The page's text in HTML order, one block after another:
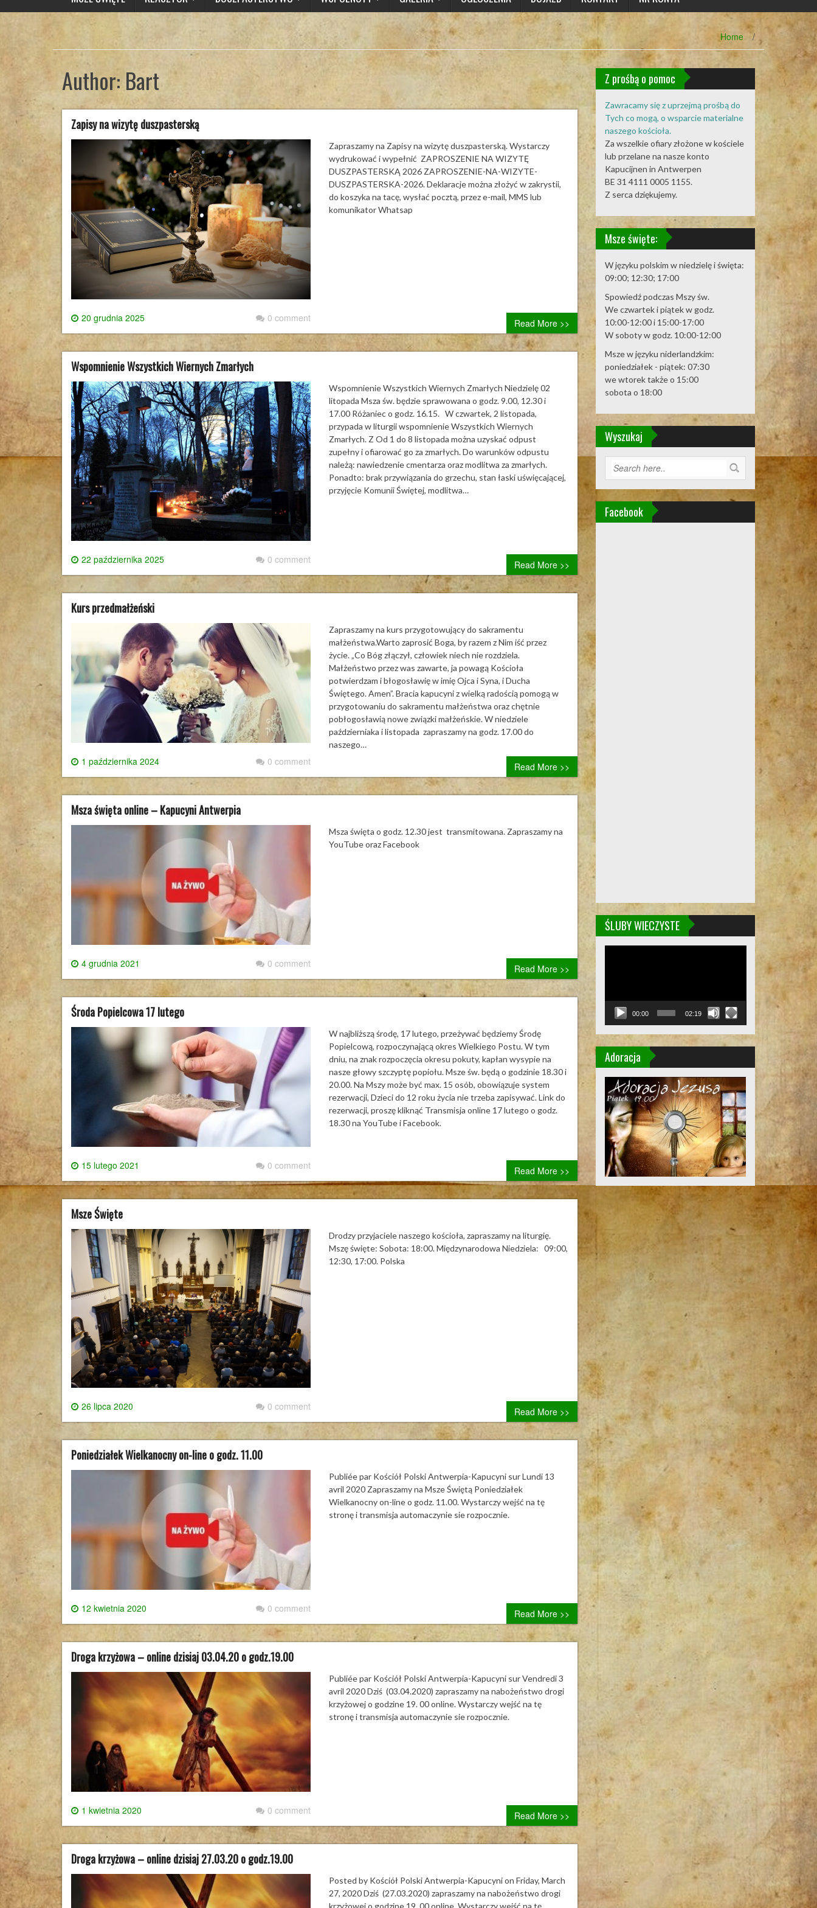
Home /
Author:Bart
Zapisy na wizytę duszpasterską
20 grudnia 2025 0 comment
Zapraszamy na Zapisy na wizytę duszpasterską. Wystarczy
wydrukować i wypełnić ZAPROSZENIE NA WIZYTĘ
DUSZPASTERSKĄ 2026 ZAPROSZENIE-NA-WIZYTE-
DUSZPASTERSKA-2026. Deklaracje można złożyć w zakrystii,
do koszyka na tacę, wysłać pocztą, przez e-mail, MMS lub
komunikator Whatsap
Read More >>
Wspomnienie Wszystkich Wiernych Zmarłych
22 października 2025 0 comment
Wspomnienie Wszystkich Wiernych Zmarłych Niedzielę 02
litopada Msza św. będzie sprawowana o godz. 9.00, 12.30 i
17.00 Różaniec o godz. 16.15. W czwartek, 2 listopada,
przypada w liturgii wspomnienie Wszystkich Wiernych
Zmarłych. Z Od 1 do 8 listopada można uzyskać odpust
zupełny i ofiarować go za zmarłych. Do warunków odpustu
należą: nawiedzenie cmentarza oraz modlitwa za zmarłych.
Ponadto: brak przywiązania do grzechu, stan łaski uświęcającej,
przyjęcie Komunii Świętej, modlitwa…
Read More >>
Kurs przedmałżeński
1 października 2024 0 comment
Zapraszamy na kurs przygotowujący do sakramentu
małżeństwa.Warto zaprosić Boga, by razem z Nim iść przez
życie. „Co Bóg złączył, człowiek niech nie rozdziela.
Małżeństwo przez was zawarte, ja powagą Kościoła
potwierdzam i błogosławię w imię Ojca i Syna, i Ducha
Świętego. Amen”. Bracia kapucyni z wielką radością pomogą w
przygotowaniu do sakramentu małżeństwa oraz chętnie
pobłogosławią nowe związki małżeńskie. W niedziele
październiaka i listopada zapraszamy na godz. 17.00 do
naszego…
Read More >>
Msza święta online – Kapucyni Antwerpia
4 grudnia 2021 0 comment
Msza święta o godz. 12.30 jest transmitowana. Zapraszamy na
YouTube oraz Facebook
Read More >>
Środa Popielcowa 17 lutego
15 lutego 2021 0 comment
W najbliższą środę, 17 lutego, przeżywać będziemy Środę
Popielcową, rozpoczynającą okres Wielkiego Postu. W tym
dniu, na znak rozpoczęcia okresu pokuty, kapłan wysypie na
nasze głowy szczyptę popiołu. Msze św. będą o godzinie 18.30 i
20.00. Na Mszy może być max. 15 osób, obowiązuje system
rezerwacji, Dzieci do 12 roku życia nie trzeba zapisywać. Link do
rezerwacji, proszę kliknąć Transmisja online 17 lutego o godz.
18.30 na YouTube i Facebook.
Read More >>
Msze Święte
26 lipca 2020 0 comment
Drodzy przyjaciele naszego kościoła, zapraszamy na liturgię.
Mszę święte: Sobota: 18:00. Międzynarodowa Niedziela: 09:00,
12:30, 17:00. Polska
Read More >>
Poniedziałek Wielkanocny on-line o godz. 11.00
12 kwietnia 2020 0 comment
Publiée par Kościół Polski Antwerpia-Kapucyni sur Lundi 13
avril 2020 Zapraszamy na Msze Świętą Poniedziałek
Wielkanocny on-line o godz. 11.00. Wystarczy wejść na tę
stronę i transmisja automaczynie sie rozpocznie.
Read More >>
Droga krzyżowa – online dzisiaj 03.04.20 o godz.19.00
1 kwietnia 2020 0 comment
Publiée par Kościół Polski Antwerpia-Kapucyni sur Vendredi 3
avril 2020 Dziś (03.04.2020) zapraszamy na nabożeństwo drogi
krzyżowej o godzine 19. 00 online. Wystarczy wejść na tę
stronę i transmisja automaczynie sie rozpocznie.
Read More >>
Droga krzyżowa – online dzisiaj 27.03.20 o godz.19.00
Posted by Kościół Polski Antwerpia-Kapucyni on Friday, March
27, 2020 Dziś (27.03.2020) zapraszamy na nabożeństwo drogi
krzyżowej o godzine 19. 00 online. Wystarczy wejść na tę
Z prośbą o pomoc
Zawracamy się z uprzejmą prośbą do
Tych co mogą, o wsparcie materialne
naszego kościoła.
Za wszelkie ofiary złożone w kościele
lub przelane na nasze konto
Kapucijnen in Antwerpen
BE 31 4111 0005 1155.
Z serca dziękujemy.
Msze święte:
W języku polskim w niedzielę i święta:
09:00; 12:30; 17:00
Spowiedź podczas Mszy św.
We czwartek i piątek w godz.
10:00-12:00 i 15:00-17:00
W soboty w godz. 10:00-12:00
Msze w języku niderlandzkim:
poniedziałek - piątek: 07:30
we wtorek także o 15:00
sobota o 18:00
Wyszukaj
Facebook
ŚLUBY WIECZYSTE
00:00 02:19
Adoracja